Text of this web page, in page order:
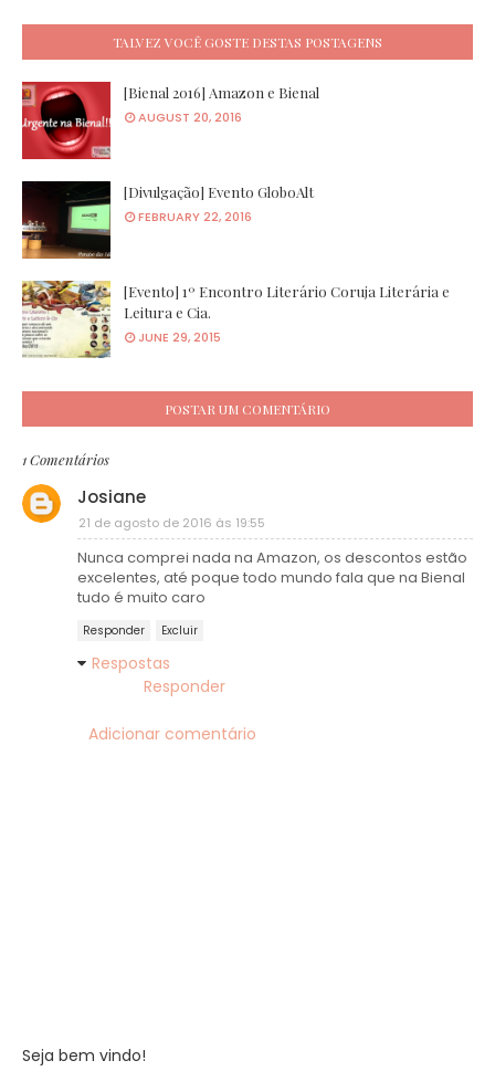
TALVEZ VOCÊ GOSTE DESTAS POSTAGENS
[Bienal 2016] Amazon e Bienal
AUGUST 20, 2016
[Divulgação] Evento GloboAlt
FEBRUARY 22, 2016
[Evento] 1º Encontro Literário Coruja Literária e
Leitura e Cia.
JUNE 29, 2015
POSTAR UM COMENTÁRIO
1 Comentários
Josiane
21 de agosto de 2016 às 19:55
Nunca comprei nada na Amazon, os descontos estão
excelentes, até poque todo mundo fala que na Bienal
tudo é muito caro
Responder Excluir
Respostas
Responder
Adicionar comentário
Seja bem vindo!